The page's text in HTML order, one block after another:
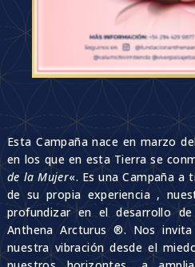
Esta Campaña nace en marzo
en los que en esta Tierra se
de la Mujer«. Es una Campaña
de su propia experiencia ,
profundizar en el desarrollo
Anthena Arcturus ®. Nos
nuestra vibración desde el